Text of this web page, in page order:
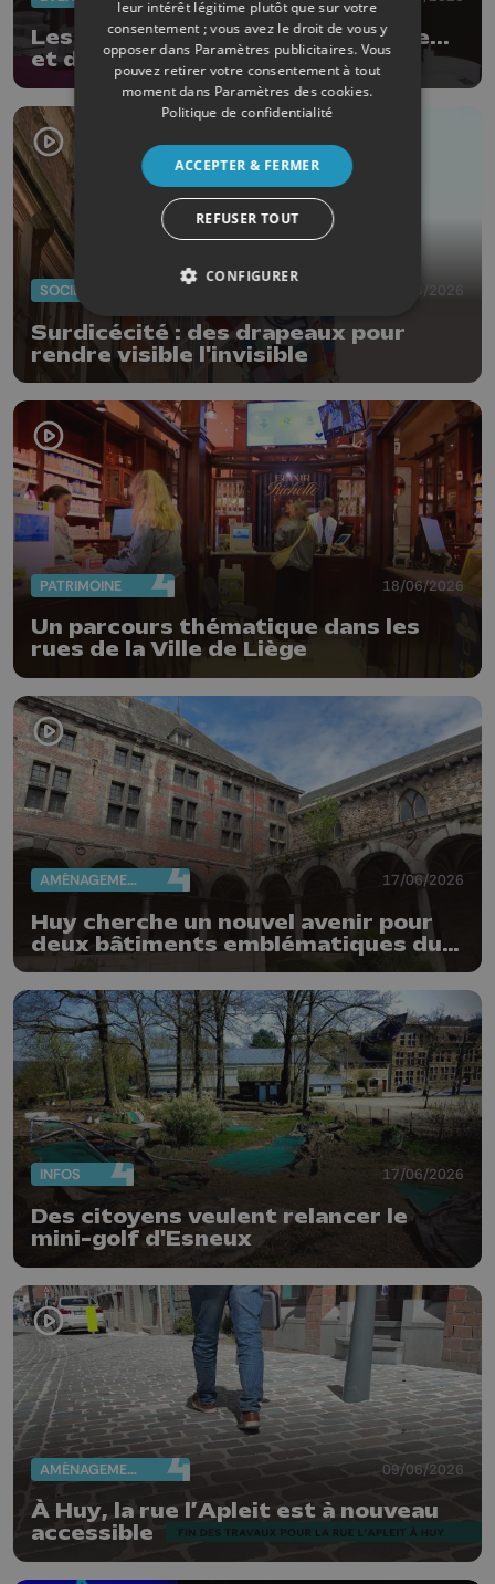
Les Ardentes : 20 ans de musique...
et de style !
SOCIÉTÉ 29/06/2026
Surdicécité : des drapeaux pour
rendre visible l'invisible
PATRIMOINE 18/06/2026
Un parcours thématique dans les
rues de la Ville de Liège
AMÉNAGEMENT DU TERRITOIRE 17/06/2026
Huy cherche un nouvel avenir pour
deux bâtiments emblématiques du
Vieux Huy
INFOS 17/06/2026
Des citoyens veulent relancer le
mini-golf d'Esneux
AMÉNAGEMENT DU TERRITOIRE 09/06/2026
À Huy, la rue l’Apleit est à nouveau
accessible
leur intérêt légitime plutôt que sur votre
consentement ; vous avez le droit de vous y
opposer dans Paramètres publicitaires. Vous
pouvez retirer votre consentement à tout
moment dans Paramètres des cookies.
Politique de confidentialité
ACCEPTER & FERMER
REFUSER TOUT
CONFIGURER